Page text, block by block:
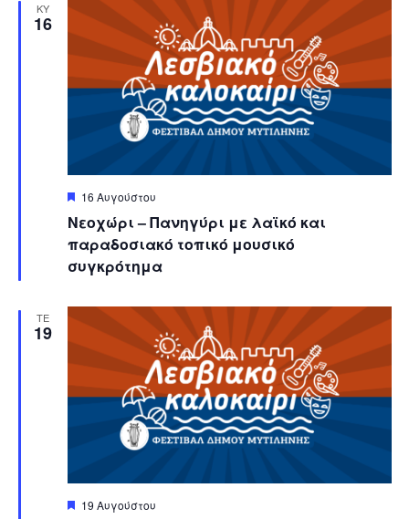
ΚΥ
16
Νεοχώρι – Πανηγύρι με λαϊκό και
παραδοσιακό τοπικό μουσικό
συγκρότημα
Featured
16 Αυγούστου
ΤΕ
19
Featured
19 Αυγούστου